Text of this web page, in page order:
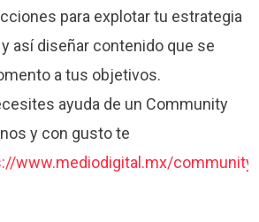
para explotar tu estrategia
así diseñar contenido que se
a tus objetivos.
ayuda de un Community
y con gusto te
www.mediodigital.mx/community-